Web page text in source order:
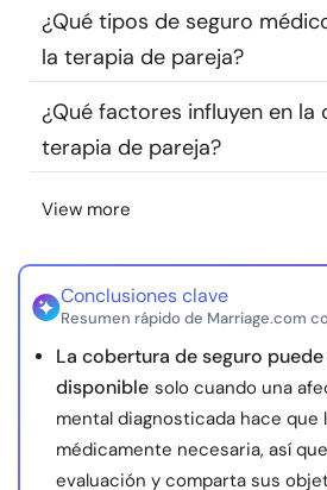
Idioma
Sobre nosotros Contáctanos
nosotros
¿Qué tipos de seguro
la terapia de pareja?
¿Qué factores influyen en la
terapia de pareja?
View more
Conclusiones clave
Resumen rápido de Marriage.com
La cobertura de seguro
disponible solo cuando una
mental diagnosticada hace que
médicamente necesaria, así
evaluación y comparta sus